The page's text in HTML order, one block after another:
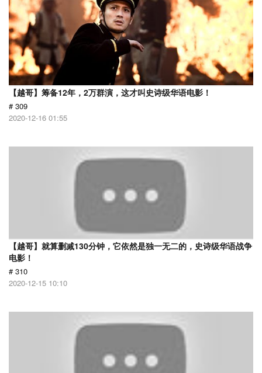
【越哥】筹备12年，2万群演，这才叫史诗级华语电影！
# 309
2020-12-16 01:55
【越哥】就算删减130分钟，它依然是独一无二的，史诗级华语战争
电影！
# 310
2020-12-15 10:10